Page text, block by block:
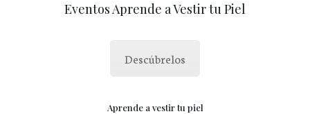
Eventos Aprende a Vestir tu Piel
Descúbrelos
Aprende a vestir tu piel